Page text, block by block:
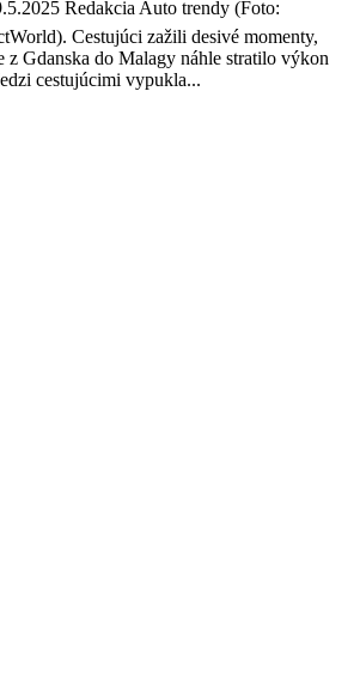
Redakcia Auto trendy (Foto:
Cestujúci zažili desivé momenty,
z Gdanska do Malagy náhle stratilo výkon
cestujúcimi vypukla...